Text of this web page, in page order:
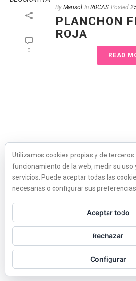
0
By Marisol In ROCAS Posted
PLANCHON
ROJA
READ
Utilizamos cookies propias y de terceros
funcionamiento de la web, medir su uso
servicios. Puede aceptar todas las
necesarias o configurar sus preferencias.
Aceptar todo
Rechazar
Configurar